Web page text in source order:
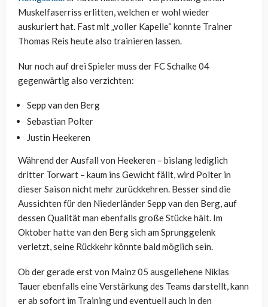
Muskelfaserriss erlitten, welchen er wohl wieder
auskuriert hat. Fast mit „voller Kapelle“ konnte Trainer
Thomas Reis heute also trainieren lassen.
Nur noch auf drei Spieler muss der FC Schalke 04
gegenwärtig also verzichten:
Sepp van den Berg
Sebastian Polter
Justin Heekeren
Während der Ausfall von Heekeren – bislang lediglich
dritter Torwart – kaum ins Gewicht fällt, wird Polter in
dieser Saison nicht mehr zurückkehren. Besser sind die
Aussichten für den Niederländer Sepp van den Berg, auf
dessen Qualität man ebenfalls große Stücke hält. Im
Oktober hatte van den Berg sich am Sprunggelenk
verletzt, seine Rückkehr könnte bald möglich sein.
Ob der gerade erst von Mainz 05 ausgeliehene Niklas
Tauer ebenfalls eine Verstärkung des Teams darstellt, kann
er ab sofort im Training und eventuell auch in den